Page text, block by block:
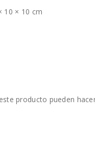
10 × 10 cm
producto pueden